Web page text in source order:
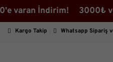
İndirim! 3000₺ ve
Kargo Takip Whatsapp Sipariş